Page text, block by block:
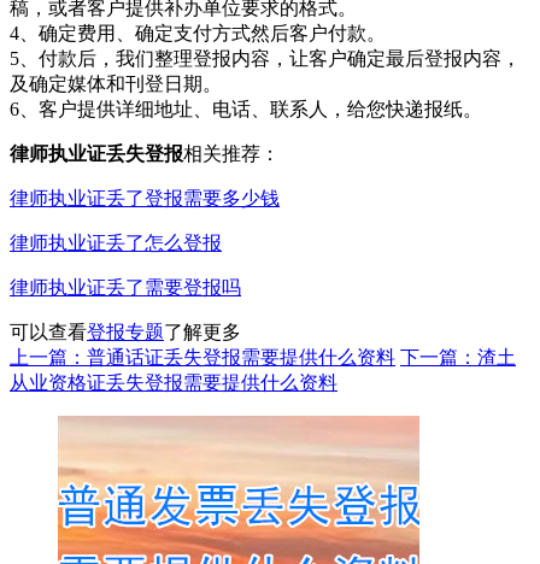
稿，或者客户提供补办单位要求的格式。
4、确定费用、确定支付方式然后客户付款。
5、付款后，我们整理登报内容，让客户确定最后登报内容，
及确定媒体和刊登日期。
6、客户提供详细地址、电话、联系人，给您快递报纸。
律师执业证丢失登报相关推荐：
律师执业证丢了登报需要多少钱
律师执业证丢了怎么登报
律师执业证丢了需要登报吗
可以查看登报专题了解更多
上一篇：普通话证丢失登报需要提供什么资料 下一篇：渣土
从业资格证丢失登报需要提供什么资料